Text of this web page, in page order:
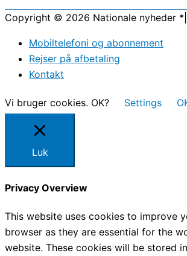
Copyright © 2026 Nationale nyheder
Mobiltelefoni og abonnement
Rejser på afbetaling
Kontakt
Vi bruger cookies. OK? Settings
Luk
Privacy Overview
This website uses cookies to improve
browser as they are essential for the
website. These cookies will be stored